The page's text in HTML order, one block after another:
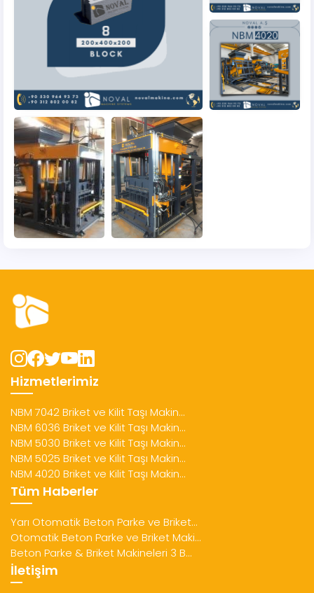
Hizmetlerimiz
NBM 7042 Briket ve Kilit Taşı Makin...
NBM 6036 Briket ve Kilit Taşı Makin...
NBM 5030 Briket ve Kilit Taşı Makin...
NBM 5025 Briket ve Kilit Taşı Makin...
NBM 4020 Briket ve Kilit Taşı Makin...
Tüm Haberler
Yarı Otomatik Beton Parke ve Briket...
Otomatik Beton Parke ve Briket Maki...
Beton Parke & Briket Makineleri 3 B...
İletişim